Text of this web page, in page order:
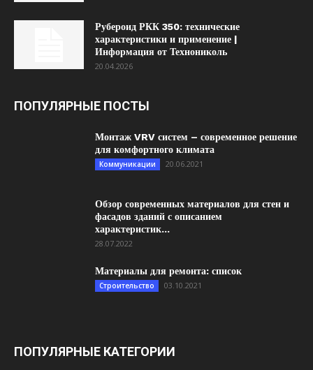
Рубероид РКК 350: технические
характеристики и применение |
Информация от Технониколь
20.04.2026
ПОПУЛЯРНЫЕ ПОСТЫ
Монтаж VRV систем – современное решение
для комфортного климата
Коммуникации 20.06.2021
Обзор современных материалов для стен и
фасадов зданий с описанием
характеристик...
28.07.2022
Материалы для ремонта: список
Строительство 03.10.2021
ПОПУЛЯРНЫЕ КАТЕГОРИИ